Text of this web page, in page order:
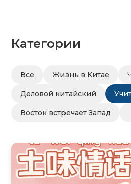
Категории
Все Жизнь в Китае
Деловой китайский
Восток встречает Запад